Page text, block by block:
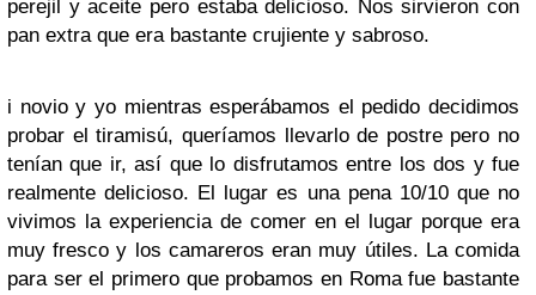
perejil y aceite pero estaba delicioso. Nos sirvieron con
pan extra que era bastante crujiente y sabroso.
i novio y yo mientras esperábamos el pedido decidimos
probar el tiramisú, queríamos llevarlo de postre pero no
tenían que ir, así que lo disfrutamos entre los dos y fue
realmente delicioso. El lugar es una pena 10/10 que no
vivimos la experiencia de comer en el lugar porque era
muy fresco y los camareros eran muy útiles. La comida
para ser el primero que probamos en Roma fue bastante